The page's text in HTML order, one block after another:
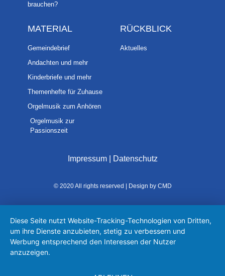
brauchen?
MATERIAL
Gemeindebrief
Andachten und mehr
Kinderbriefe und mehr
Themenhefte für Zuhause
Orgelmusik zum Anhören
Orgelmusik zur
Passionszeit
RÜCKBLICK
Aktuelles
Impressum| Datenschutz
© 2020 All rights reserved | Design by CMD
Diese Seite nutzt Website-Tracking-Technologien von Dritten,
um ihre Dienste anzubieten, stetig zu verbessern und
Werbung entsprechend den Interessen der Nutzer
anzuzeigen.